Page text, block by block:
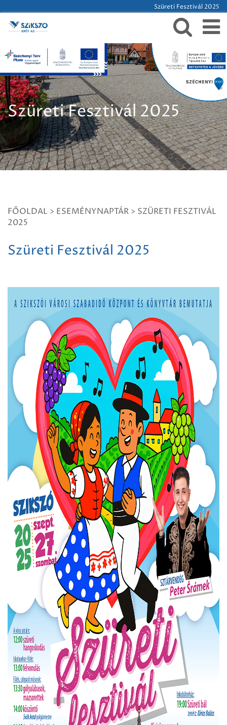
Szüreti Fesztivál 2025
Szüreti Fesztivál 2025
FŐOLDAL > ESEMÉNYNAPTÁR > SZÜRETI FESZTIVÁL
2025
Szüreti Fesztivál 2025